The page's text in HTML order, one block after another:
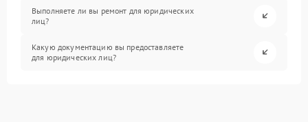
Выполняете ли вы ремонт для юридических
лиц?
Какую документацию вы предоставляете
для юридических лиц?